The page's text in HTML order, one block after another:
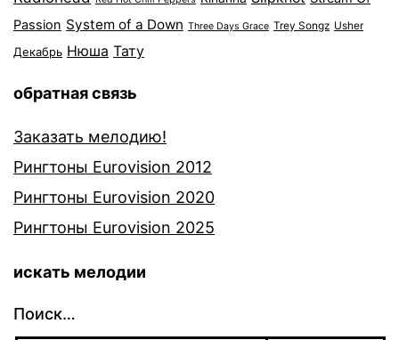
Passion System of a Down Three Days Grace Trey Songz Usher
Декабрь Нюша Тату
обратная связь
Заказать мелодию!
Рингтоны Eurovision 2012
Рингтоны Eurovision 2020
Рингтоны Eurovision 2025
искать мелодии
Поиск…